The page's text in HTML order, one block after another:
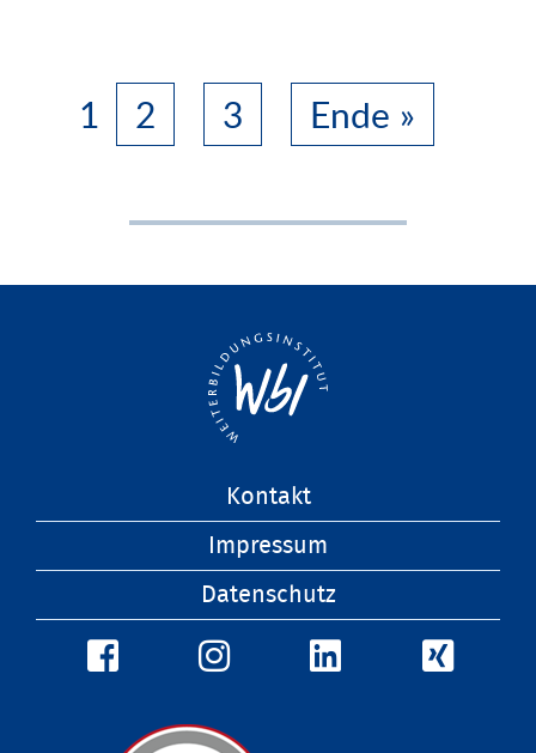
1 2 3 Ende »
Kontakt
Impressum
Datenschutz